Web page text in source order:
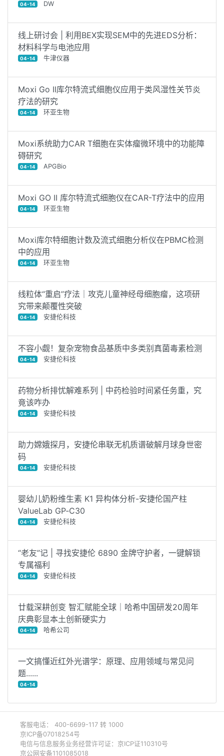
04-14 DW
线上研讨会 | 利用BEX实现SEM中的先进EDS分析：
材料科学与电池应用
04-14 牛津仪器
Moxi Go II库尔特流式细胞仪应用于类风湿性关节炎
疗法的研究
04-14 环亚生物
Moxi系统助力CAR T细胞在实体瘤微环境中的功能障
碍研究
04-14 APGBio
Moxi GO II 库尔特流式细胞仪在CAR-T疗法中的应用
04-14 环亚生物
Moxi库尔特细胞计数及流式细胞分析仪在PBMC检测
中的应用
04-14 环亚生物
线粒体“重启”疗法｜攻克儿童神经母细胞瘤，这项研
究带来颠覆性突破
04-14 安捷伦科技
不容小觑！复杂宠物食品基质中多类别真菌毒素检测
04-14 安捷伦科技
药物分析排忧解难系列 | 中药检验时间紧任务重，究
竟该咋办
04-14 安捷伦科技
助力嫦娥探月，安捷伦串联无机质谱破解月球身世密
码
04-14 安捷伦科技
婴幼儿奶粉维生素 K1 异构体分析-安捷伦国产柱
ValueLab GP‑C30
04-14 安捷伦科技
“老友”记 | 寻找安捷伦 6890 金牌守护者，一键解锁
专属福利
04-14 安捷伦科技
廿载深耕创变 智汇赋能全球｜哈希中国研发20周年
庆典彰显本土创新硬实力
04-14 哈希公司
一文搞懂近红外光谱学：原理、应用领域与常见问
题......
04-14
客服电话： 400-6699-117 转 1000
京ICP备07018254号
电信与信息服务业务经营许可证：京ICP证110310号
京公网安备1101085018